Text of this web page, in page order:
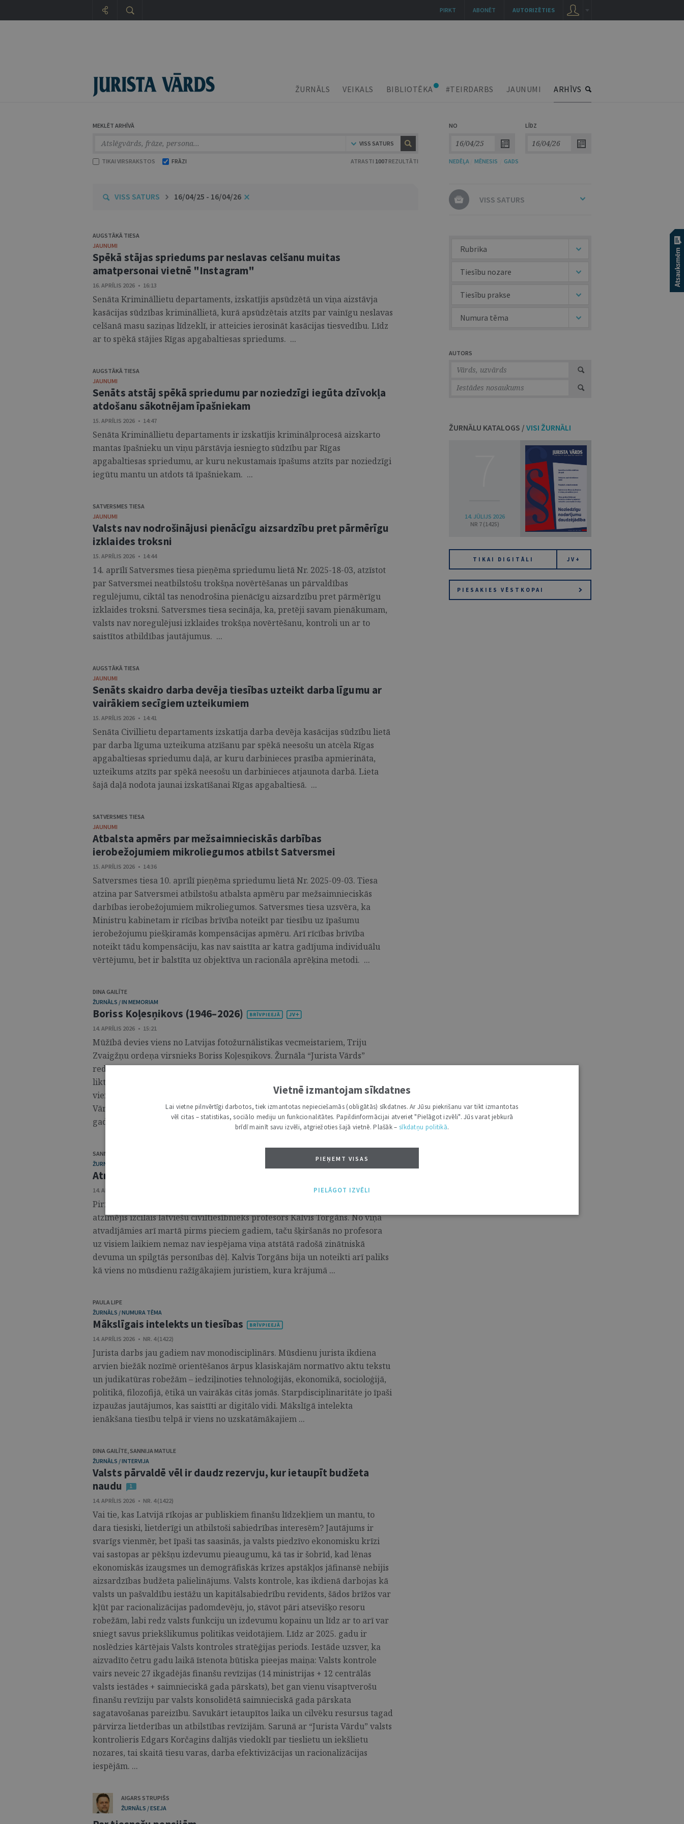
ŽURNĀLS VEIKALS BIBLIOTĒKA #TEIRDARBS JAUNUMI ARHĪVS
MEKLĒT ARHĪVĀ
VISS SATURS
TIKAI VIRSRAKSTOS FRĀZI ATRASTI 1007 REZULTĀTI
NO LĪDZ
NEDĒĻA MĒNESIS GADS
VISS SATURS 16/04/25 - 16/04/26
AUGSTĀKĀ TIESA
JAUNUMI
Spēkā stājas spriedums par neslavas celšanu muitas
amatpersonai vietnē "Instagram"
16. APRĪLIS 2026 • 16:13
Senāta Krimināllietu departaments, izskatījis apsūdzētā un viņa aizstāvja
kasācijas sūdzības krimināllietā, kurā apsūdzētais atzīts par vainīgu neslavas
celšanā masu saziņas līdzeklī, ir atteicies ierosināt kasācijas tiesvedību. Līdz
ar to spēkā stājies Rīgas apgabaltiesas spriedums. ...
AUGSTĀKĀ TIESA
JAUNUMI
Senāts atstāj spēkā spriedumu par noziedzīgi iegūta dzīvokļa
atdošanu sākotnējam īpašniekam
15. APRĪLIS 2026 • 14:47
Senāta Krimināllietu departaments ir izskatījis kriminālprocesā aizskarto
mantas īpašnieku un viņu pārstāvja iesniegto sūdzību par Rīgas
apgabaltiesas spriedumu, ar kuru nekustamais īpašums atzīts par noziedzīgi
iegūtu mantu un atdots tā īpašniekam. ...
SATVERSMES TIESA
JAUNUMI
Valsts nav nodrošinājusi pienācīgu aizsardzību pret pārmērīgu
izklaides troksni
15. APRĪLIS 2026 • 14:44
14. aprīlī Satversmes tiesa pieņēma spriedumu lietā Nr. 2025-18-03, atzīstot
par Satversmei neatbilstošu trokšņa novērtēšanas un pārvaldības
regulējumu, ciktāl tas nenodrošina pienācīgu aizsardzību pret pārmērīgu
izklaides troksni. Satversmes tiesa secināja, ka, pretēji savam pienākumam,
valsts nav noregulējusi izklaides trokšņa novērtēšanu, kontroli un ar to
saistītos atbildības jautājumus. ...
AUGSTĀKĀ TIESA
JAUNUMI
Senāts skaidro darba devēja tiesības uzteikt darba līgumu ar
vairākiem secīgiem uzteikumiem
15. APRĪLIS 2026 • 14:41
Senāta Civillietu departaments izskatīja darba devēja kasācijas sūdzību lietā
par darba līguma uzteikuma atzīšanu par spēkā neesošu un atcēla Rīgas
apgabaltiesas spriedumu daļā, ar kuru darbinieces prasība apmierināta,
uzteikums atzīts par spēkā neesošu un darbinieces atjaunota darbā. Lieta
šajā daļā nodota jaunai izskatīšanai Rīgas apgabaltiesā. ...
SATVERSMES TIESA
JAUNUMI
Atbalsta apmērs par mežsaimnieciskās darbības
ierobežojumiem mikroliegumos atbilst Satversmei
15. APRĪLIS 2026 • 14:36
Satversmes tiesa 10. aprīlī pieņēma spriedumu lietā Nr. 2025-09-03. Tiesa
atzina par Satversmei atbilstošu atbalsta apmēru par mežsaimnieciskās
darbības ierobežojumiem mikroliegumos. Satversmes tiesa uzsvēra, ka
Ministru kabinetam ir rīcības brīvība noteikt par tiesību uz īpašumu
ierobežojumu piešķiramās kompensācijas apmēru. Arī rīcības brīvība
noteikt tādu kompensāciju, kas nav saistīta ar katra gadījuma individuālu
vērtējumu, bet ir balstīta uz objektīva un racionāla aprēķina metodi. ...
DINA GAILĪTE
ŽURNĀLS / IN MEMORIAM
Boriss Koļesņikovs (1946–2026)
14. APRĪLIS 2026 • 15:21
Mūžībā devies viens no Latvijas fotožurnālistikas vecmeistariem, Triju
Zvaigžņu ordeņa virsnieks Boriss Koļesņikovs. Žurnāla “Jurista Vārds”
redakcija izsaka vissirsnīgāko līdzjūtību Borisa tuviniekiem un pateicas par
likteņa dāvāto iespēju ilgus gadus strādāt kopā ar augsti profesionālu un
vienlaikus ļoti sirsnīgu, uzticamu, erudītu un dzīvesgudru kolēģi. “Jurista
Vārda” redakcija bija Borisa pēdējā darbavieta, kur vairāk nekā desmit
gadu ...
SANNIJA MATULE
ŽURNĀLS / REDAKTORA SLEJA
Atrodiet laiku lasīt! #LaiksLasīt
14. APRĪLIS 2026 • NR. 4 (1422)
Pirms dažām nedēļām, marta pašā izskaņā, savu 87. dzimšanas dienu būtu
atzīmējis izcilais latviešu civiltiesībnieks profesors Kalvis Torgāns. No viņa
atvadījāmies arī martā pirms pieciem gadiem, taču šķiršanās no profesora
uz visiem laikiem nemaz nav iespējama viņa atstātā radošā zinātniskā
devuma un spilgtās personības dēļ. Kalvis Torgāns bija un noteikti arī paliks
kā viens no mūsdienu ražīgākajiem juristiem, kura krājumā ...
PAULA LIPE
ŽURNĀLS / NUMURA TĒMA
Mākslīgais intelekts un tiesības
14. APRĪLIS 2026 • NR. 4 (1422)
Jurista darbs jau gadiem nav monodisciplinārs. Mūsdienu jurista ikdiena
arvien biežāk nozīmē orientēšanos ārpus klasiskajām normatīvo aktu tekstu
un judikatūras robežām – iedziļinoties tehnoloģijās, ekonomikā, socioloģijā,
politikā, filozofijā, ētikā un vairākās citās jomās. Starpdisciplinaritāte jo īpaši
izpaužas jautājumos, kas saistīti ar digitālo vidi. Mākslīgā intelekta
ienākšana tiesību telpā ir viens no uzskatāmākajiem ...
DINA GAILĪTE,SANNIJA MATULE
ŽURNĀLS / INTERVIJA
Valsts pārvaldē vēl ir daudz rezervju, kur ietaupīt budžeta
naudu
1
14. APRĪLIS 2026 • NR. 4 (1422)
Vai tie, kas Latvijā rīkojas ar publiskiem finanšu līdzekļiem un mantu, to
dara tiesiski, lietderīgi un atbilstoši sabiedrības interesēm? Jautājums ir
svarīgs vienmēr, bet īpaši tas saasinās, ja valsts piedzīvo ekonomisku krīzi
vai sastopas ar pēkšņu izdevumu pieaugumu, kā tas ir šobrīd, kad lēnas
ekonomiskās izaugsmes un demogrāfiskās krīzes apstākļos jāfinansē nebijis
aizsardzības budžeta palielinājums. Valsts kontrole, kas ikdienā darbojas kā
valsts un pašvaldību iestāžu un kapitālsabiedrību revidents, šādos brīžos var
kļūt par racionalizācijas padomdevēju, jo, stāvot pāri atsevišķo resoru
robežām, labi redz valsts funkciju un izdevumu kopainu un līdz ar to arī var
sniegt savus priekšlikumus politikas veidotājiem. Līdz ar 2025. gadu ir
noslēdzies kārtējais Valsts kontroles stratēģijas periods. Iestāde uzsver, ka
aizvadīto četru gadu laikā īstenota būtiska pie­ejas maiņa: Valsts kontrole
vairs neveic 27 ikgadējās finanšu revīzijas (14 ministrijas + 12 centrālās
valsts iestādes + saimnieciskā gada pārskats), bet gan vienu visaptverošu
finanšu revīziju par valsts konsolidētā saimnieciskā gada pārskata
sagatavošanas pareizību. Savukārt ietaupītos laika un cilvēku resursus tagad
pārvirza lietderības un atbilstības revīzijām. Sarunā ar “Jurista Vārdu” valsts
kontrolieris Edgars Korčagins dalījās viedoklī par tieslietu un iekšlietu
nozares, tai skaitā tiesu varas, darba efektivizācijas un racionalizācijas
iespējām. ...
AIGARS STRUPIŠS
ŽURNĀLS / ESEJA
VISS SATURS
Rubrika
Tiesību nozare
Tiesību prakse
Numura tēma
AUTORS
ŽURNĀLU KATALOGS / VISI ŽURNĀLI
14. JŪLIJS 2026
NR 7 (1425)
TIKAI DIGITĀLI JV+
PIESAKIES VĒSTKOPAI
AUTORIZĒTIES
ABONĒT
PIRKT
Vietnē izmantojam sīkdatnes
Lai vietne pilnvērtīgi darbotos, tiek izmantotas nepieciešamās (obligātās) sīkdatnes. Ar Jūsu piekrišanu var tikt izmantotas
vēl citas – statistikas, sociālo mediju un funkcionalitātes. Papildinformācijai atveriet "Pielāgot izvēli". Jūs varat jebkurā
brīdī mainīt savu izvēli, atgriežoties šajā vietnē. Plašāk – sīkdatņu politikā.
PIEŅEMT VISAS
PIELĀGOT IZVĒLI